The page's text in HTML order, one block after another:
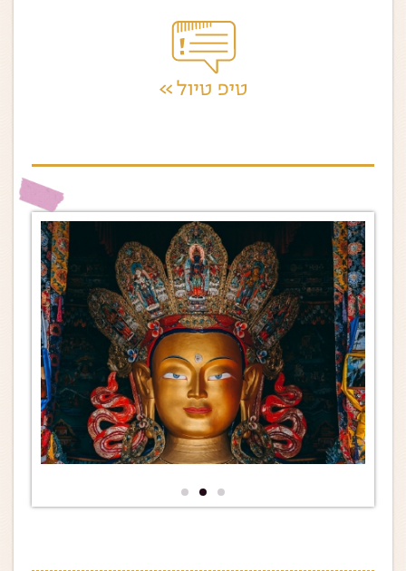
בכל מקום שתבקרו בקרבת החוף, צאו מוקדם בבוקר
לשווקי הדייגים, ההמולה, הצבעים והאנשים, אחלה פתיחה
ליום הטיול שלכם...